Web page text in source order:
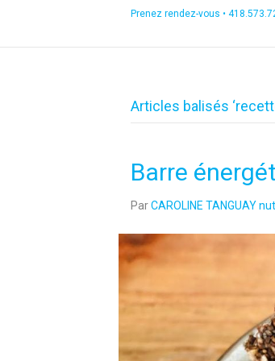
Prenez rendez-vous •
Articles balisés
Barre
ParCAROLINE TANGUAY